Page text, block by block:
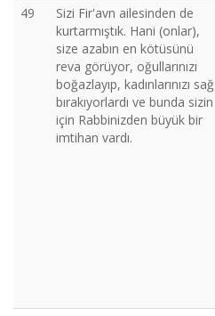
49
Sizi Fir'avn ailesinden de
kurtarmıştık. Hani (onlar),
size azabın en kötüsünü
reva görüyor, oğullarınızı
boğazlayıp, kadınlarınızı sağ
bırakıyorlardı ve bunda sizin
için Rabbinizden büyük bir
imtihan vardı.